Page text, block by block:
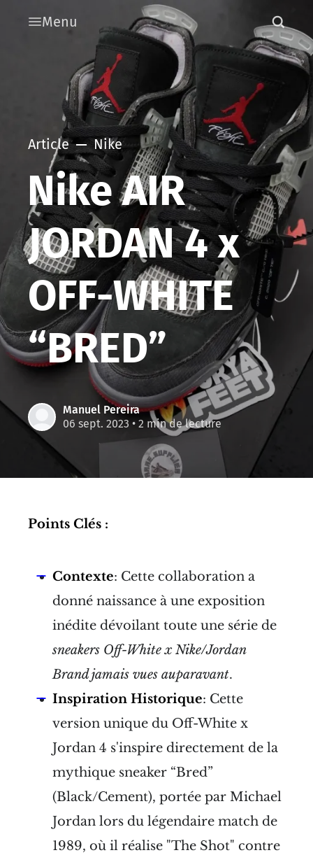
Menu
Article Nike
Nike AIR
JORDAN 4 x
OFF-WHITE
“BRED”
Manuel Pereira
06 sept. 2023 • 2 min de lecture
Points Clés :
Contexte: Cette collaboration a
donné naissance à une exposition
inédite dévoilant toute une série de
sneakers Off-White x Nike/Jordan
Brand jamais vues auparavant.
Inspiration Historique: Cette
version unique du Off-White x
Jordan 4 s'inspire directement de la
mythique sneaker “Bred”
(Black/Cement), portée par Michael
Jordan lors du légendaire match de
1989, où il réalise "The Shot" contre